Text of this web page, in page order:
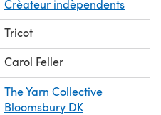
clue I send out I’ll include
hints on how to make
with tutorialshere
Crèateur indèpendents
Tricot
Carol Feller
The Yarn Collective
Bloomsbury DK